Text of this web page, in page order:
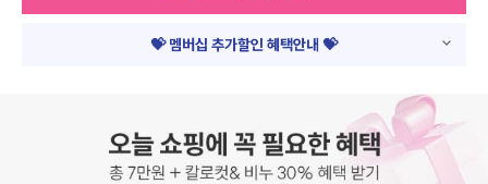
💝 멤버십 추가할인 혜택안내 💝